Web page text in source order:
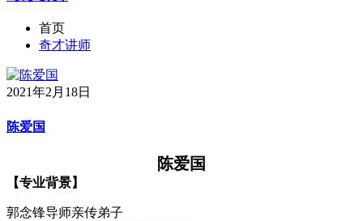
首页
奇才讲师
2021年2月18日
陈爱国
陈爱国
【专业背景】
郭念锋导师亲传弟子